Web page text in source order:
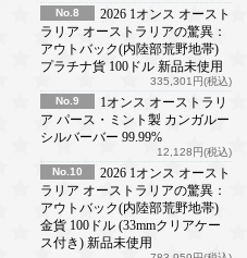
No.8
2026 1オンス オースト
ラリア オーストラリアの驚異：
アウトバック(内陸部荒野地帯)
プラチナ貨 100ドル 新品未使用
335,301円(税込)
No.9
1オンス オーストラリ
ア パース・ミント製 カンガルー
シルバーバー 99.99%
12,128円(税込)
No.10
2026 1オンス オースト
ラリア オーストラリアの驚異：
アウトバック(内陸部荒野地帯)
金貨 100ドル (33mmクリアケー
ス付き) 新品未使用